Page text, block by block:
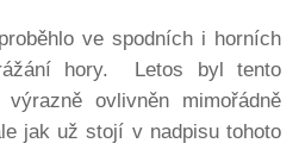
ve spodních i horních
hory. Letos byl tento
ovlivněn mimořádně
jak už stojí v nadpisu tohoto